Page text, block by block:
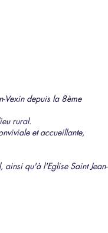
Vexin depuis la 8ème
rural.
et accueillante,
qu'à l'Eglise Saint Jean-